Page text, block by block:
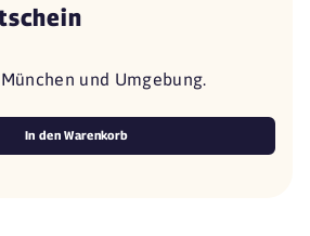
und Umgebung.
In den Warenkorb